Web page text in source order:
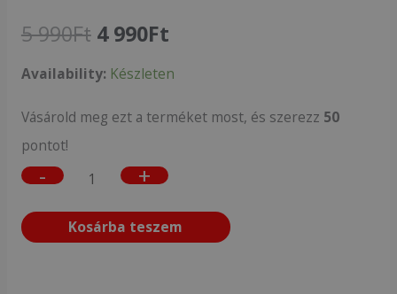
5 990Ft 4 990Ft
Availability: Készleten
Vásárold meg ezt a terméket most, és szerezz 50
pontot!
- +
Kosárba teszem